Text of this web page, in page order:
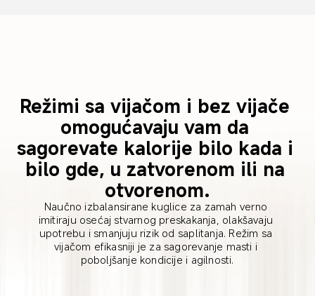
Režimi sa vijačom i bez vijače
omogućavaju vam da
sagorevate kalorije bilo kada i
bilo gde, u zatvorenom ili na
otvorenom.
Naučno izbalansirane kuglice za zamah verno
imitiraju osećaj stvarnog preskakanja, olakšavaju
upotrebu i smanjuju rizik od saplitanja. Režim sa
vijačom efikasniji je za sagorevanje masti i
poboljšanje kondicije i agilnosti.